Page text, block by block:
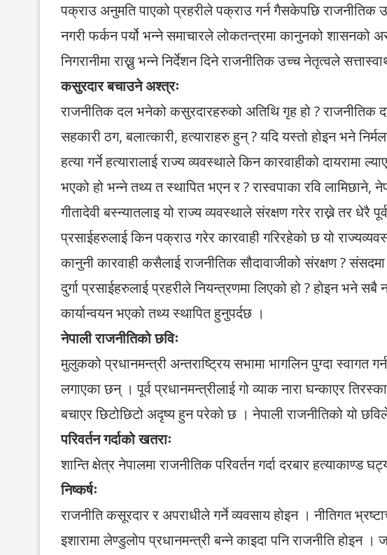
पक्राउ अनुमति पाएको प्रहरीले पक्राउ गर्न गैसकेपछि राजनीतिक
नगरी फर्कन पर्यो भन्ने समाचारले लोकतन्त्रमा कानुनको
निगरानीमा राख्नु भन्ने निर्देशन दिने राजनीतिक उच्च नेतृत्वले
कसुरदार बचाउने अश्त्रः
राजनीतिक दल भनेको कसुरदारहरुको अतिथि गृह हो ? राजनीतिक
सहकारी ठग, बलात्कारी, हत्याराहरु हुन् ? यदि यस्तो होइन भने
हत्या गर्ने हत्यारालाई राज्य व्यवस्थाले किन कारवाहीको दायरामा
भएको हो भन्ने तथ्य त स्थापित भएन र ? रास्वपाका रवि लामिछाने,
गीतादेवी बस्न्यातलाइ यो राज्य व्यवस्थाले संरक्षण गरेर राख्ने तर धेरै
प्रसाईहरुलाई किन पक्राउ गरेर कारवाही गरिरहेको छ यो
कानुनी कारवाही कसैलाई राजनीतिक सौदावाजीको संरक्षण ?
दुर्गा प्रसाईहरुलाई प्रहरीले नियन्त्रणमा लिएको हो ? होइन भने
कार्यान्वयन भएको तथ्य स्थापित हुनुपर्दछ ।
नेपाली राजनीतिको छविः
मुलुकको प्रधानमन्त्री अन्तराष्ट्रिय सभामा भागलिन पुग्दा स्वागत
लगाएका छन् । पूर्व प्रधानमन्त्रीलाई गो व्याक नारा घन्काएर
बचाएर छिटोछिटो अदृष्य हुन परेको छ । नेपाली राजनीतिको यो
परिवर्तन गर्दाको खतराः
शान्ति क्षेत्र नेपालमा राजनीतिक परिवर्तन गर्दा दरबार हत्याकाण्ड
निष्कर्षः
राजनीति कसूरदार र अपराधीले गर्ने व्यवसाय होइन । नीतिगत
इशारामा लेण्डुलोप प्रधानमन्त्री बन्ने काइदा पनि राजनीति होइन